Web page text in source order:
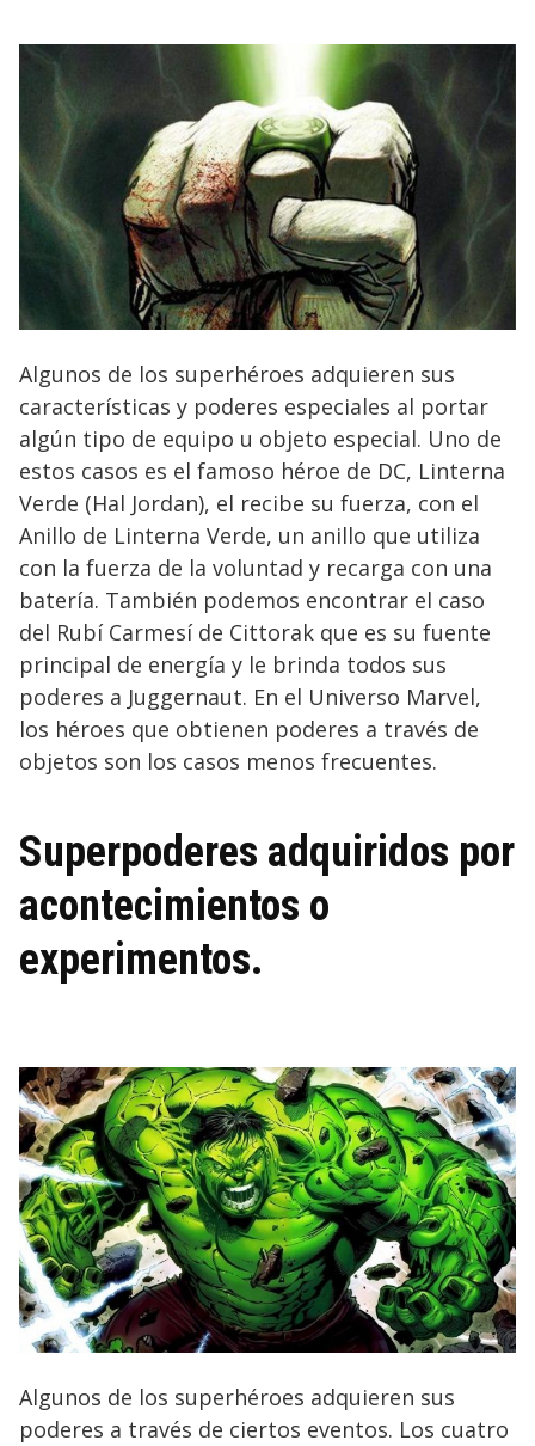
Algunos de los superhéroes adquieren sus
características y poderes especiales al portar
algún tipo de equipo u objeto especial. Uno de
estos casos es el famoso héroe de DC, Linterna
Verde (Hal Jordan), el recibe su fuerza, con el
Anillo de Linterna Verde, un anillo que utiliza
con la fuerza de la voluntad y recarga con una
batería. También podemos encontrar el caso
del Rubí Carmesí de Cittorak que es su fuente
principal de energía y le brinda todos sus
poderes a Juggernaut. En el Universo Marvel,
los héroes que obtienen poderes a través de
objetos son los casos menos frecuentes.
Superpoderes adquiridos por
acontecimientos o
experimentos.
Algunos de los superhéroes adquieren sus
poderes a través de ciertos eventos. Los cuatro